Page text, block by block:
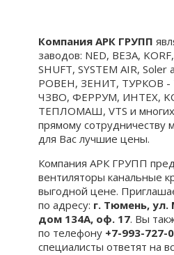
Компания АРК ГРУПП
заводов: NED, ВЕЗА,
SHUFT, SYSTEM AIR,
РОВЕН, ЗЕНИТ, ТУРКОВ -
ЧЗВО, ФЕРРУМ, ИНТЕХ,
ТЕПЛОМАШ, VTS и многих
прямому
для Вас лучшие цены.
Компания АРК ГРУПП
вентиляторы канальные
выгодной цене.
по адресу: г. Тюмень, ул.
дом 134А, оф. 17. Вы
по телефону +7-993-727-
специалисты ответят на